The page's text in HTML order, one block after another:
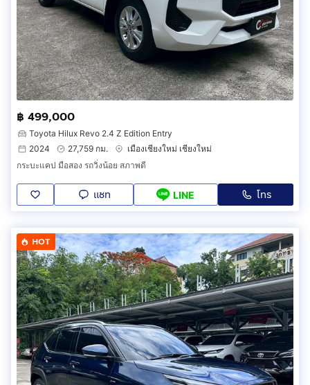
฿ 499,000
Toyota Hilux Revo 2.4 Z Edition Entry
2024
27,759 กม.
เมืองเชียงใหม่ เชียงใหม่
กระบะแคป มือสอง รถวิ่งน้อย สภาพดี
แชท LINE โทร
HOT